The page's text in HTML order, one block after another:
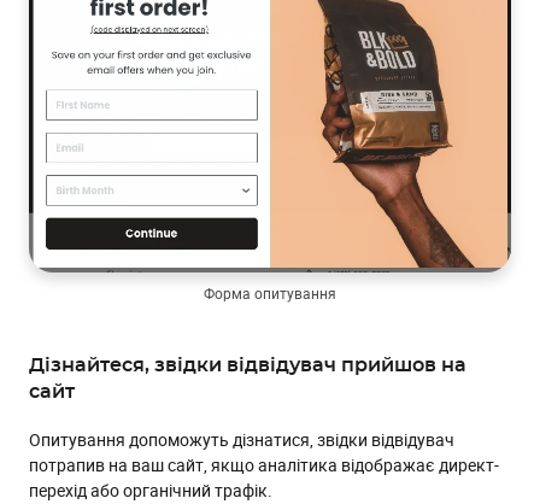
Форма опитування
Дізнайтеся, звідки відвідувач прийшов на
сайт
Опитування допоможуть дізнатися, звідки відвідувач
потрапив на ваш сайт, якщо аналітика відображає директ-
перехід або органічний трафік.